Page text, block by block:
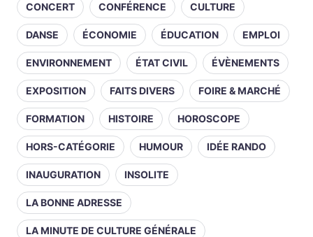
CONCERT CONFÉRENCE CULTURE
DANSE ÉCONOMIE ÉDUCATION EMPLOI
ENVIRONNEMENT ÉTAT CIVIL ÉVÈNEMENTS
EXPOSITION FAITS DIVERS FOIRE & MARCHÉ
FORMATION HISTOIRE HOROSCOPE
HORS-CATÉGORIE HUMOUR IDÉE RANDO
INAUGURATION INSOLITE
LA BONNE ADRESSE
LA MINUTE DE CULTURE GÉNÉRALE